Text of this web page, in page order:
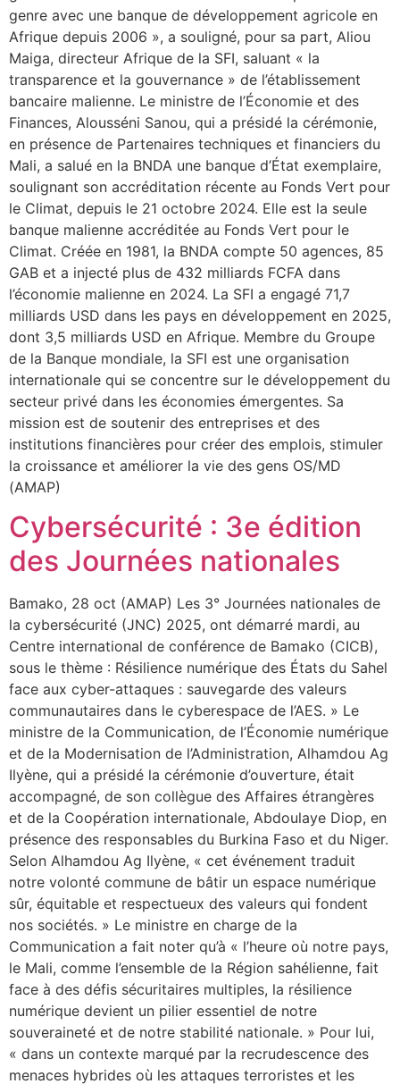
genre avec une banque de développement agricole en
Afrique depuis 2006 », a souligné, pour sa part, Aliou
Maiga, directeur Afrique de la SFI, saluant « la
transparence et la gouvernance » de l’établissement
bancaire malienne. Le ministre de l’Économie et des
Finances, Alousséni Sanou, qui a présidé la cérémonie,
en présence de Partenaires techniques et financiers du
Mali, a salué en la BNDA une banque d’État exemplaire,
soulignant son accréditation récente au Fonds Vert pour
le Climat, depuis le 21 octobre 2024. Elle est la seule
banque malienne accréditée au Fonds Vert pour le
Climat. Créée en 1981, la BNDA compte 50 agences, 85
GAB et a injecté plus de 432 milliards FCFA dans
l’économie malienne en 2024. La SFI a engagé 71,7
milliards USD dans les pays en développement en 2025,
dont 3,5 milliards USD en Afrique. Membre du Groupe
de la Banque mondiale, la SFI est une organisation
internationale qui se concentre sur le développement du
secteur privé dans les économies émergentes. Sa
mission est de soutenir des entreprises et des
institutions financières pour créer des emplois, stimuler
la croissance et améliorer la vie des gens OS/MD
(AMAP)
Cybersécurité : 3e édition
des Journées nationales
Bamako, 28 oct (AMAP) Les 3° Journées nationales de
la cybersécurité (JNC) 2025, ont démarré mardi, au
Centre international de conférence de Bamako (CICB),
sous le thème : Résilience numérique des États du Sahel
face aux cyber-attaques : sauvegarde des valeurs
communautaires dans le cyberespace de l’AES. » Le
ministre de la Communication, de l’Économie numérique
et de la Modernisation de l’Administration, Alhamdou Ag
Ilyène, qui a présidé la cérémonie d’ouverture, était
accompagné, de son collègue des Affaires étrangères
et de la Coopération internationale, Abdoulaye Diop, en
présence des responsables du Burkina Faso et du Niger.
Selon Alhamdou Ag Ilyène, « cet événement traduit
notre volonté commune de bâtir un espace numérique
sûr, équitable et respectueux des valeurs qui fondent
nos sociétés. » Le ministre en charge de la
Communication a fait noter qu’à « l’heure où notre pays,
le Mali, comme l’ensemble de la Région sahélienne, fait
face à des défis sécuritaires multiples, la résilience
numérique devient un pilier essentiel de notre
souveraineté et de notre stabilité nationale. » Pour lui,
« dans un contexte marqué par la recrudescence des
menaces hybrides où les attaques terroristes et les